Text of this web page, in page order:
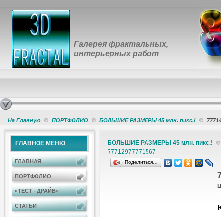
Галерея фрактальных,
интерьерных работ
На Главную ПОРТФОЛИО БОЛЬШИЕ РАЗМЕРЫ 45 млн. пикс.!
ГЛАВНОЕ МЕНЮ
ГЛАВНАЯ
ПОРТФОЛИО
«ТЕСТ - ДРАЙВ»
СТАТЬИ
БОЛЬШИЕ РАЗМЕРЫ 45 млн. пикс.!
77712977771567
Поделиться…